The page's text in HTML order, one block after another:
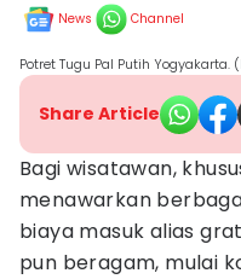
News Channel
Potret Tugu Pal Putih
Share Article
Bagi wisatawan,
menawarkan
biaya masuk alias
pun beragam, mulai